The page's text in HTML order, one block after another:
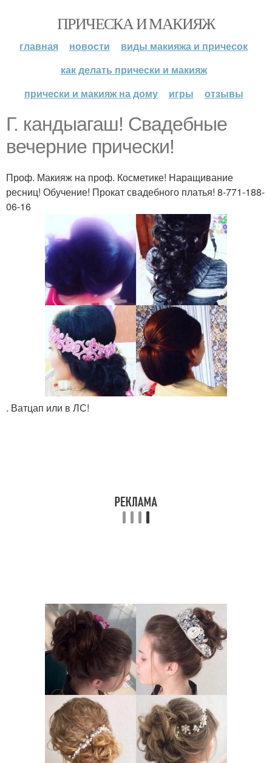
ПРИЧЕСКА И МАКИЯЖ
главная новости
виды макияжа и причесок
как делать прически и макияж
прически и макияж на дому
игры отзывы
Г. кандыагаш! Свадебные
вечерние прически!
Проф. Макияж на проф. Косметике! Наращивание
ресниц! Обучение! Прокат свадебного платья! 8-771-188-
06-16
. Ватцап или в ЛС!